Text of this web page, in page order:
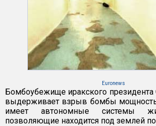
Euronews
Бомбоубежище иракского президента
выдерживает взрыв бомбы
имеет автономные системы
позволяющие находится под землей